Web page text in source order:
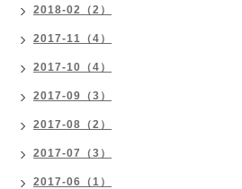
2018-02（2）
2017-11（4）
2017-10（4）
2017-09（3）
2017-08（2）
2017-07（3）
2017-06（1）